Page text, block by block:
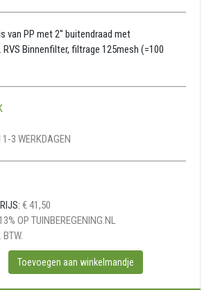
van PP met 2'' buitendraad met
Binnenfilter, filtrage 125mesh (=100
1-3 WERKDAGEN
€ 41,50
OP TUINBEREGENING.NL
BTW.